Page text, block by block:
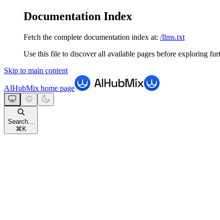
Documentation Index
Fetch the complete documentation index at: /llms.txt
Use this file to discover all available pages before exploring
Skip to main content
AIHubMix home page
Search...
⌘ K